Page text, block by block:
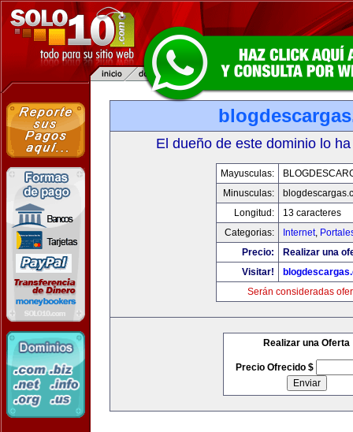
El dueño de este dominio lo
Mayusculas:
Minusculas:
Longitud:
13 caracteres
Categorias:
Internet,
Precio:
Realizar una
Visitar!
Serán consideradas
Realizar una Oferta
Precio Ofrecido $